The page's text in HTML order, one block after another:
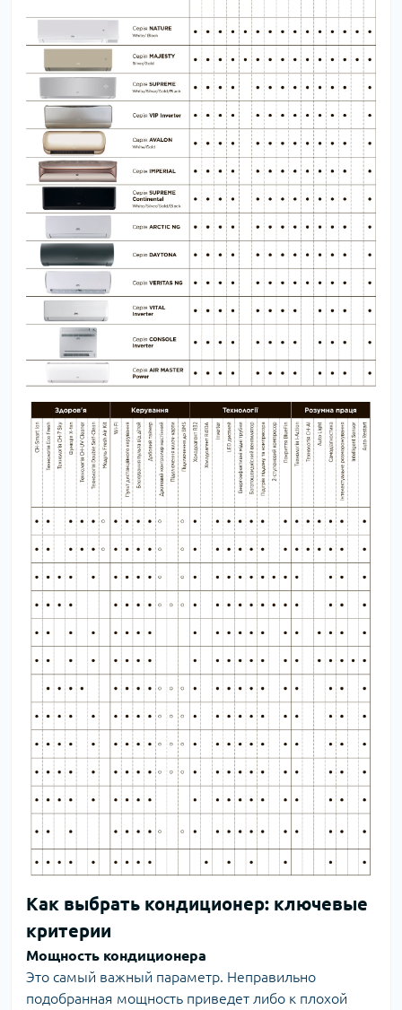
Как выбрать кондиционер: ключевые
критерии
Мощность кондиционера
Это самый важный параметр. Неправильно
подобранная мощность приведет либо к плохой